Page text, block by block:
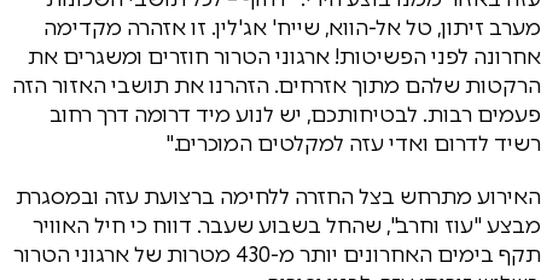
מערב זיתון, טל אל-הווא, שייח' אג'לין. זו אזהרה מקדימה
אחרונה לפני הפשיטות! ארגוני הטרור חוזרים ומשגרים את
הרקטות שלהם מתוך אזרחים. הזהרנו את תושבי האזור הזה
פעמים רבות. לבטיחותכם, יש לנוע מיד דרומה דרך רחוב
רשיד לדרום ואדי עזה למקלטים המוכרים."
האירוע מתרחש בצל החזרה ללחימה ברצועת עזה ובמסגרת
מבצע "עוז וחרב", שהחל בשבוע שעבר. דווח כי חיל האוויר
תקף בימים האחרונים יותר מ-430 מטרות של ארגוני הטרור